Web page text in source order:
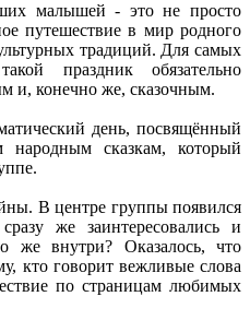
малышей - это не просто
путешествие в мир родного
традиций. Для самых
праздник обязательно
и, конечно же, сказочным.
день, посвящённый
сказкам, который
В центре группы появился
же заинтересовались и
же внутри? Оказалось, что
кто говорит вежливые слова
по страницам любимых